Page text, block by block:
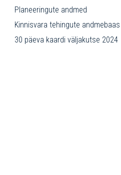
Planeeringute andmed
Kinnisvara tehingute andmebaas
30 päeva kaardi väljakutse 2024